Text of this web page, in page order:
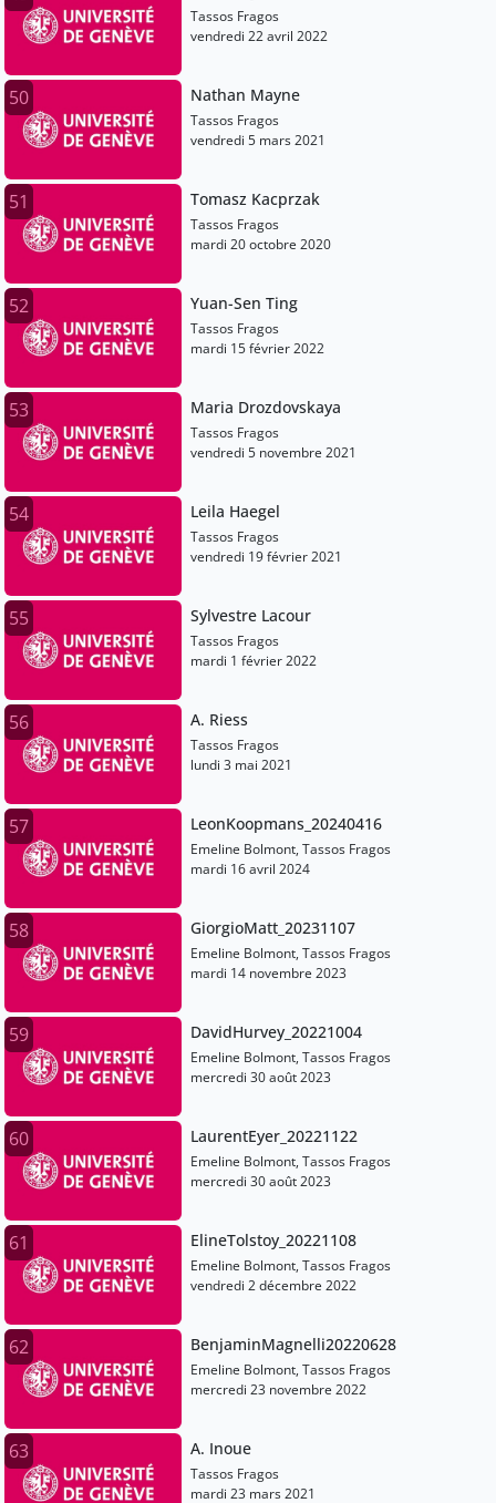
Tassos Fragos
vendredi 22 avril 2022
50 Nathan Mayne
Tassos Fragos
vendredi 5 mars 2021
51 Tomasz Kacprzak
Tassos Fragos
mardi 20 octobre 2020
52 Yuan-Sen Ting
Tassos Fragos
mardi 15 février 2022
53 Maria Drozdovskaya
Tassos Fragos
vendredi 5 novembre 2021
54 Leila Haegel
Tassos Fragos
vendredi 19 février 2021
55 Sylvestre Lacour
Tassos Fragos
mardi 1 février 2022
56 A. Riess
Tassos Fragos
lundi 3 mai 2021
57 LeonKoopmans_20240416
Emeline Bolmont, Tassos Fragos
mardi 16 avril 2024
58 GiorgioMatt_20231107
Emeline Bolmont, Tassos Fragos
mardi 14 novembre 2023
59 DavidHurvey_20221004
Emeline Bolmont, Tassos Fragos
mercredi 30 août 2023
60 LaurentEyer_20221122
Emeline Bolmont, Tassos Fragos
mercredi 30 août 2023
61 ElineTolstoy_20221108
Emeline Bolmont, Tassos Fragos
vendredi 2 décembre 2022
62 BenjaminMagnelli20220628
Emeline Bolmont, Tassos Fragos
mercredi 23 novembre 2022
63 A. Inoue
Tassos Fragos
mardi 23 mars 2021